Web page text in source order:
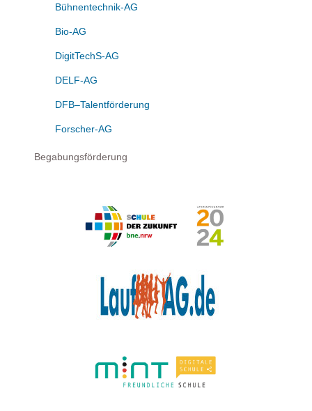
Bühnentechnik-AG
Bio-AG
DigitTechS-AG
DELF-AG
DFB–Talentförderung
Forscher-AG
Begabungsförderung